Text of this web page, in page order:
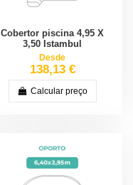
Cobertor piscina 4,95 X
3,50 Istambul
Desde
138,13 €
Calcular preço